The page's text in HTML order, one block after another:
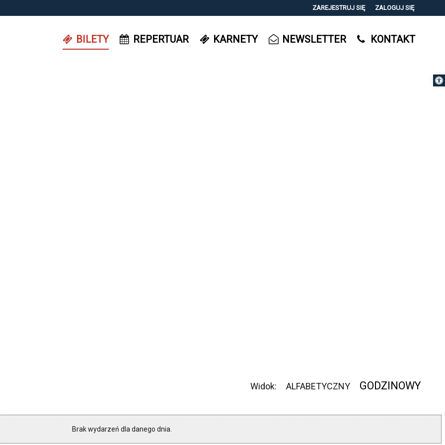
ZAREJESTRUJ SIĘ ZALOGUJ SIĘ
14
BILETY REPERTUAR KARNETY NEWSLETTER KONTAKT
Widok: ALFABETYCZNY GODZINOWY
Brak wydarzeń dla danego dnia.